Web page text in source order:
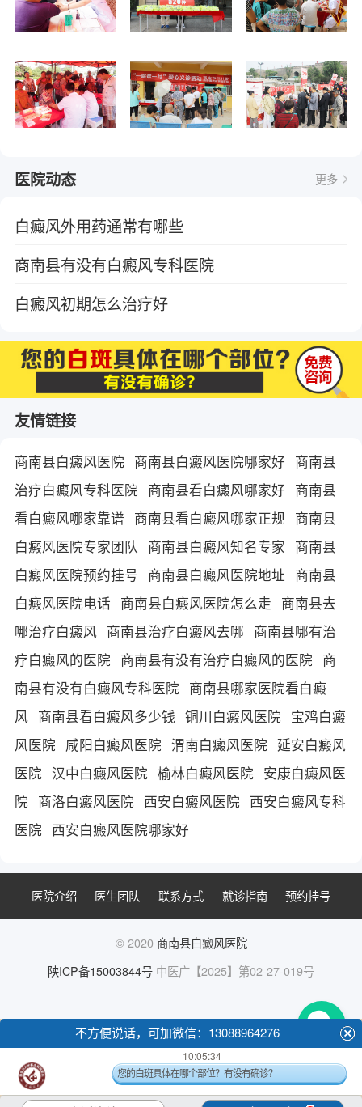
医院动态 更多
白癜风外用药通常有哪些
商南县有没有白癜风专科医院
白癜风初期怎么治疗好
友情链接
商南县白癜风医院 商南县白癜风医院哪家好 商南县
治疗白癜风专科医院 商南县看白癜风哪家好 商南县
看白癜风哪家靠谱 商南县看白癜风哪家正规 商南县
白癜风医院专家团队
商南县白癜风知名专家 商南县
白癜风医院预约挂号 商南县白癜风医院地址 商南县
白癜风医院电话 商南县白癜风医院怎么走 商南县去
哪治疗白癜风 商南县治疗白癜风去哪 商南县哪有治
疗白癜风的医院 商南县有没有治疗白癜风的医院 商
南县有没有白癜风专科医院 商南县哪家医院看白癜
风 商南县看白癜风多少钱 铜川白癜风医院 宝鸡白癜
风医院 咸阳白癜风医院 渭南白癜风医院 延安白癜风
医院 汉中白癜风医院 榆林白癜风医院 安康白癜风医
院 商洛白癜风医院 西安白癜风医院 西安白癜风专科
医院 西安白癜风医院哪家好
医院介绍 医生团队 联系方式 就诊指南 预约挂号
© 2020 商南县白癜风医院
陕ICP备15003844号 中医广【2025】第02-27-019号
不方便说话，可加微信：13088964276
10:05:34
您的白斑具体在哪个部位？有没有确诊？